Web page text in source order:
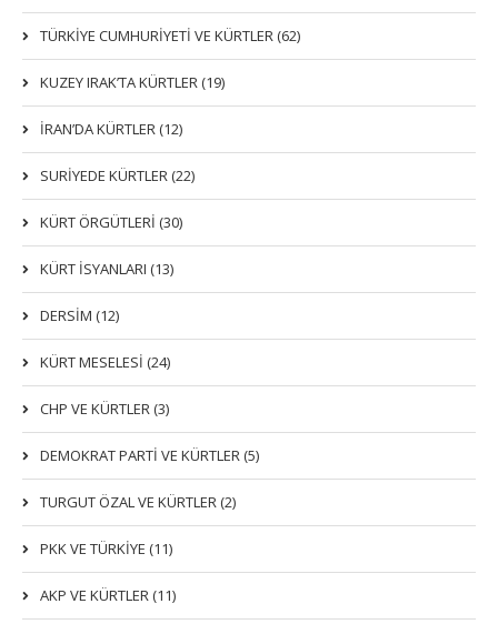
TÜRKİYE CUMHURİYETİ VE KÜRTLER (62)
KUZEY IRAK’TA KÜRTLER (19)
İRAN’DA KÜRTLER (12)
SURİYEDE KÜRTLER (22)
KÜRT ÖRGÜTLERİ (30)
KÜRT İSYANLARI (13)
DERSIM (12)
KÜRT MESELESİ (24)
CHP VE KÜRTLER (3)
DEMOKRAT PARTI VE KÜRTLER (5)
TURGUT ÖZAL VE KÜRTLER (2)
PKK VE TÜRKIYE (11)
AKP VE KÜRTLER (11)